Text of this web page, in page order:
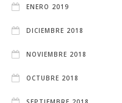
ENERO 2019
DICIEMBRE 2018
NOVIEMBRE 2018
OCTUBRE 2018